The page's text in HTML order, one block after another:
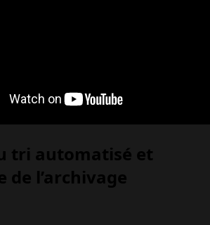
tri automatisé et
de l’archivage